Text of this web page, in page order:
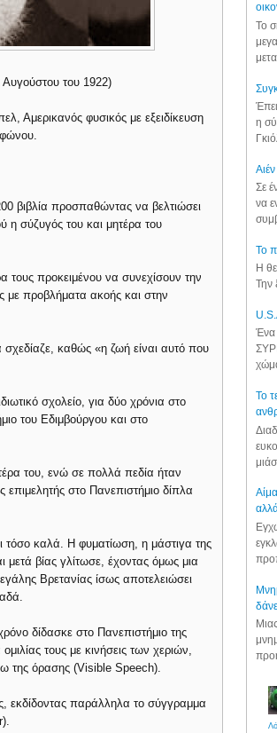
του 1922)
Αμερικανός φυσικός με εξειδίκευση
βιβλία προσπαθώντας να βελτιώσει
σύζυγός του και μητέρα του
τους προκειμένου να συνεχίσουν την
με προβλήματα ακοής και στην
καθώς «η ζωή είναι αυτό που
σχολείο, για δύο χρόνια στο
του Εδιμβούργου και στο
του, ενώ σε πολλά πεδία ήταν
στο Πανεπιστήμιο δίπλα
τόσο καλά. Η φυματίωση, η μάστιγα της
μετά βίας γλίτωσε, έχοντας όμως μια
Βρετανίας ίσως αποτελειώσει
δίδασκε στο Πανεπιστήμιο της
τους με κινήσεις των χεριών,
της όρασης (Visible Speech).
εκδίδοντας παράλληλα το σύγγραμμα
Το
η
Σε
να
Το
Η
Την
Ένα
Το